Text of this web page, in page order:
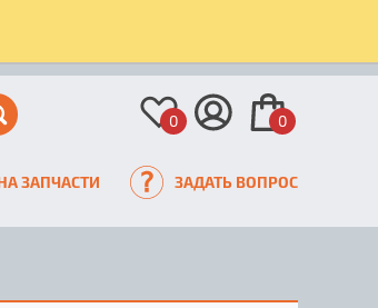
0 0
ЗАПЧАСТИ ЗАДАТЬ ВОПРОС